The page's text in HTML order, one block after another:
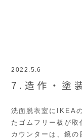
2022.5.6
7.造作・塗
洗面脱衣室にIKEA
たゴムフリー板が取
カウンターは、鏡の